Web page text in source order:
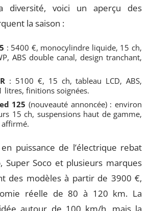
diversité, voici un aperçu des
la saison :
: 5400 €, monocylindre liquide, 15 ch,
ABS double canal, design tranchant,
: 5100 €, 15 ch, tableau LCD, ABS,
litres, finitions soignées.
125 (nouveauté annoncée) : environ
15 ch, suspensions haut de gamme,
puissance de l’électrique rebat
Super Soco et plusieurs marques
des modèles à partir de 3900 €,
réelle de 80 à 120 km. La